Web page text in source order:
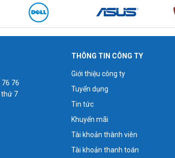
76
thứ 7
THÔNG TIN CÔNG TY
Giới thiệu công ty
Tuyển dụng
Tin tức
Khuyến mãi
Tài khoản thành viên
Tài khoản thanh toán